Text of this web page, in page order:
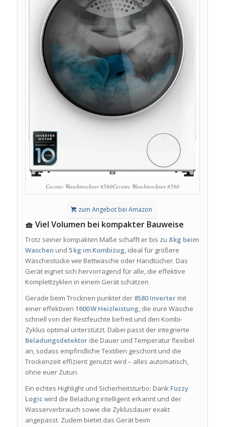
Cecotec Waschtrockner 8580Cecotec Waschtrockner 8580
zum Angebot bei Amazon
🧺 Viel Volumen bei kompakter Bauweise
Trotz seiner kompakten Maße schafft er bis zu 8 kg beim
Waschen und 5 kg im Kombizug , ideal für größere
Wäschestücke wie Bettwäsche oder Handtücher. Das
Gerät eignet sich hervorragend für alle, die effektive
Komplettzyklen in einem Gerät schätzen
Gerade beim Trocknen punktet der 8580 Invertermit
einer effektiven 1600 W Heizleistung , die eure Wäsche
schnell von der Restfeuchte befreit und den Kombi-
Zyklus optimal unterstützt. Dabei passt der integrierte
Beladungsdetektordie Dauer und Temperatur flexibel
an, sodass empfindliche Textilien geschont und die
Trockenzeit effizient genutzt wird – alles automatisch,
ohne euer Zutun.
Ein echtes Highlight und Sicherheitsturbo: Dank Fuzzy
Logic wird die Beladung intelligent erkannt und der
Wasserverbrauch sowie die Zyklusdauer exakt
angepasst. Zudem bietet das Gerät beim